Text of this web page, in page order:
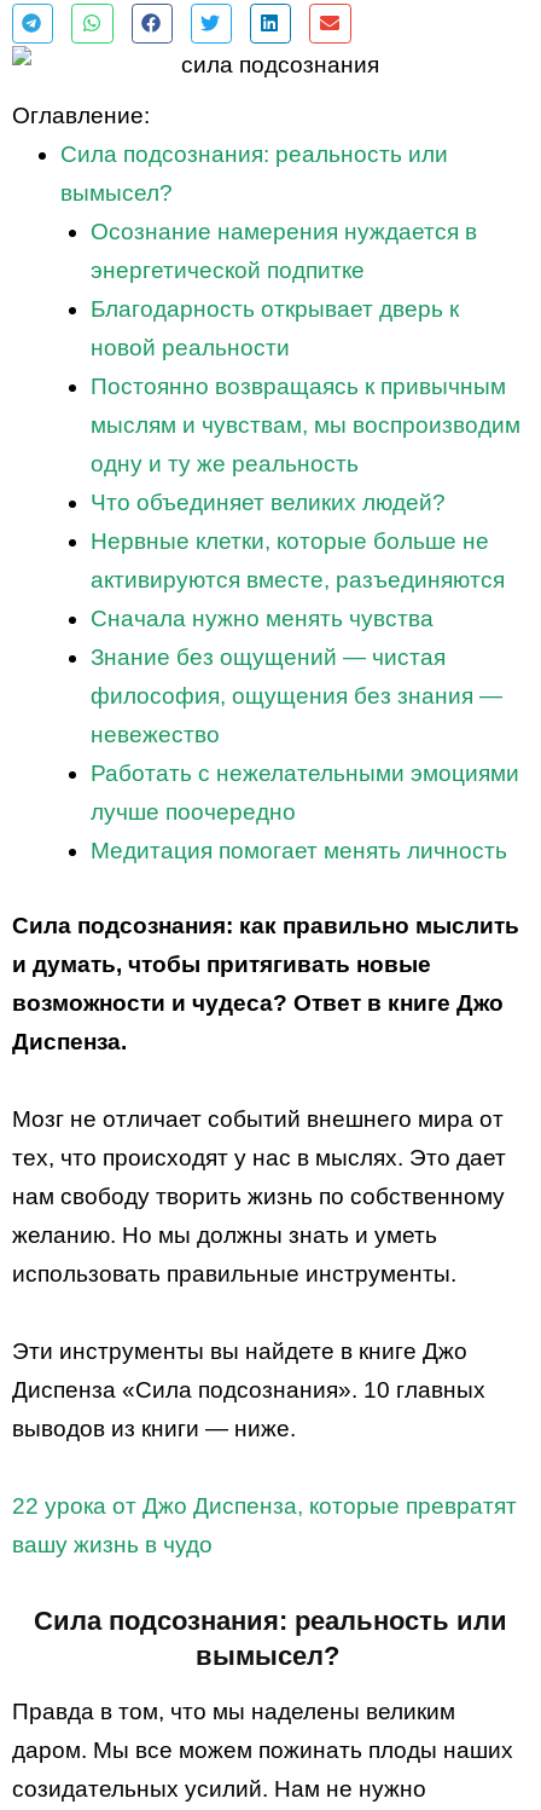
Оглавление:
Сила подсознания: реальность или
вымысел?
Осознание намерения нуждается в
энергетической подпитке
Благодарность открывает дверь к
новой реальности
Постоянно возвращаясь к привычным
мыслям и чувствам, мы воспроизводим
одну и ту же реальность
Что объединяет великих людей?
Нервные клетки, которые больше не
активируются вместе, разъединяются
Сначала нужно менять чувства
Знание без ощущений — чистая
философия, ощущения без знания —
невежество
Работать с нежелательными эмоциями
лучше поочередно
Медитация помогает менять личность
Сила подсознания: как правильно мыслить
и думать, чтобы притягивать новые
возможности и чудеса? Ответ в книге Джо
Диспенза.
Мозг не отличает событий внешнего мира от
тех, что происходят у нас в мыслях. Это дает
нам свободу творить жизнь по собственному
желанию. Но мы должны знать и уметь
использовать правильные инструменты.
Эти инструменты вы найдете в книге Джо
Диспенза «Сила подсознания». 10 главных
выводов из книги — ниже.
22 урока от Джо Диспенза, которые превратят
вашу жизнь в чудо
Сила подсознания: реальность или
вымысел?
Правда в том, что мы наделены великим
даром. Мы все можем пожинать плоды наших
созидательных усилий. Нам не нужно